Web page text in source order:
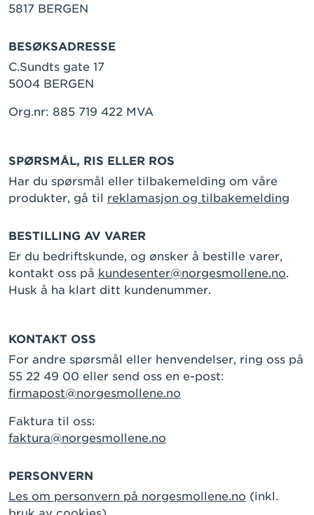
5817 BERGEN
BESØKSADRESSE
C.Sundts gate 17
5004 BERGEN
Org.nr: 885 719 422 MVA
SPØRSMÅL, RIS ELLER ROS
Har du spørsmål eller tilbakemelding om våre
produkter, gå til reklamasjon og tilbakemelding
BESTILLING AV VARER
Er du bedriftskunde, og ønsker å bestille varer,
kontakt oss på kundesenter@norgesmollene.no.
Husk å ha klart ditt kundenummer.
KONTAKT OSS
For andre spørsmål eller henvendelser, ring oss på
55 22 49 00 eller send oss en e-post:
firmapost@norgesmollene.no
Faktura til oss:
faktura@norgesmollene.no
PERSONVERN
Les om personvern på norgesmollene.no (inkl.